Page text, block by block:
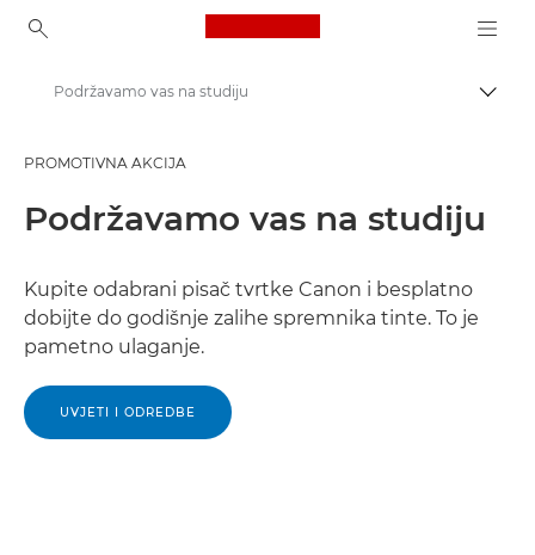
Canon Logo, back to
Podržavamo vas na studiju
PROMOTIVNA AKCIJA
Podržavamo vas na studiju
Kupite odabrani pisač tvrtke Canon i besplatno
dobijte do godišnje zalihe spremnika tinte. To je
pametno ulaganje.
UVJETI I ODREDBE